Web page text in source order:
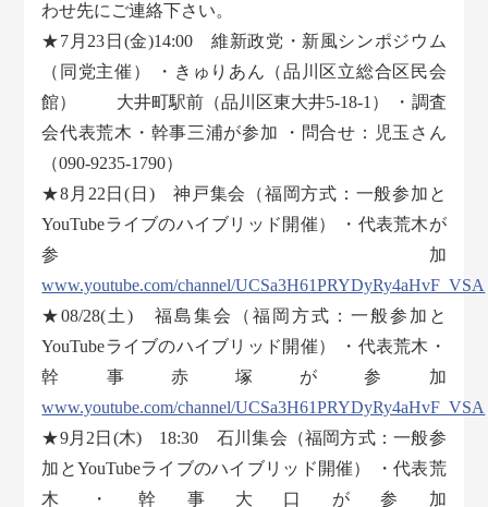
わせ先にご連絡下さい。
★7月23日(金)14:00 維新政党・新風シンポジウム
（同党主催） ・きゅりあん（品川区立総合区民会
館） 大井町駅前（品川区東大井5-18-1） ・調査
会代表荒木・幹事三浦が参加 ・問合せ：児玉さん
（090-9235-1790）
★8月22日(日) 神戸集会（福岡方式：一般参加と
YouTubeライブのハイブリッド開催） ・代表荒木が
参加
www.youtube.com/channel/UCSa3H61PRYDyRy4aHvF_VSA
★08/28(土) 福島集会（福岡方式：一般参加と
YouTubeライブのハイブリッド開催） ・代表荒木・
幹事赤塚が参加
www.youtube.com/channel/UCSa3H61PRYDyRy4aHvF_VSA
★9月2日(木) 18:30 石川集会（福岡方式：一般参
加とYouTubeライブのハイブリッド開催） ・代表荒
木・幹事大口が参加